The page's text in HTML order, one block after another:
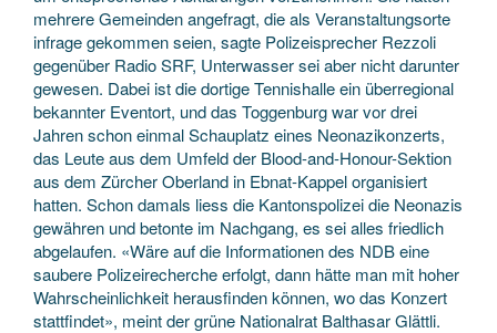
mehrere Gemeinden angefragt, die als Veranstaltungsorte
infrage gekommen seien, sagte Polizeisprecher Rezzoli
gegenüber Radio SRF, Unterwasser sei aber nicht darunter
gewesen. Dabei ist die dortige Tennishalle ein überregional
bekannter Eventort, und das Toggenburg war vor drei
Jahren schon einmal Schauplatz eines Neonazikonzerts,
das Leute aus dem Umfeld der Blood-and-Honour-Sektion
aus dem Zürcher Oberland in Ebnat-Kappel organisiert
hatten. Schon damals liess die Kantonspolizei die Neonazis
gewähren und betonte im Nachgang, es sei alles friedlich
abgelaufen. «Wäre auf die Informationen des NDB eine
saubere Polizeirecherche erfolgt, dann hätte man mit hoher
Wahrscheinlichkeit herausfinden können, wo das Konzert
stattfindet», meint der grüne Nationalrat Balthasar Glättli.